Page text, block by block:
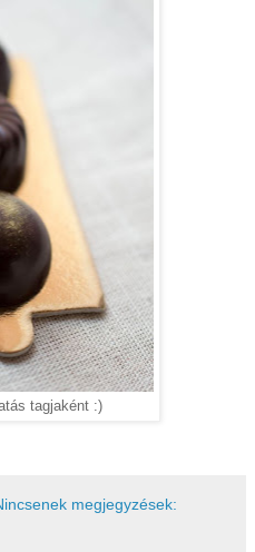
tagjaként :)
megjegyzések: